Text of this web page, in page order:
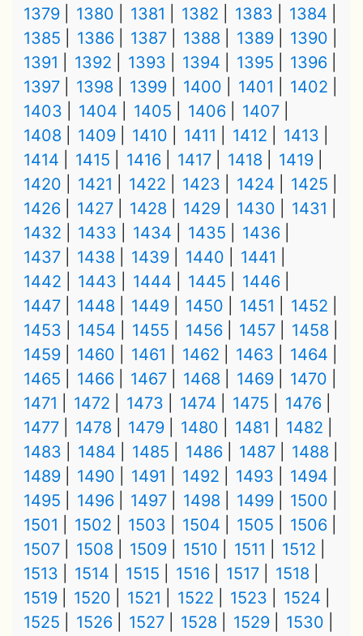
1379
1380 1381 1382 1383
1384
1385
1386 1387 1388 1389
1390
1391
1392 1393 1394 1395
1396
1397
1398 1399 1400 1401
1402
1403
1404 1405 1406
1407
1408
1409 1410 1411 1412
1413
1414
1415 1416 1417 1418
1419
1420
1421 1422 1423 1424
1425
1426
1427 1428 1429 1430
1431
1432
1433 1434 1435
1436
1437
1438 1439 1440
1441
1442
1443 1444 1445
1446
1447
1448 1449 1450 1451
1452
1453
1454 1455 1456 1457
1458
1459
1460 1461 1462 1463
1464
1465
1466 1467 1468 1469
1470
1471
1472 1473 1474 1475
1476
1477
1478 1479 1480 1481
1482
1483
1484 1485 1486 1487
1488
1489
1490 1491 1492 1493
1494
1495
1496 1497 1498 1499
1500
1501
1502 1503 1504 1505
1506
1507
1508 1509 1510 1511
1512
1513
1514 1515 1516 1517
1518
1519
1520 1521 1522 1523
1524
1525
1526 1527 1528 1529
1530